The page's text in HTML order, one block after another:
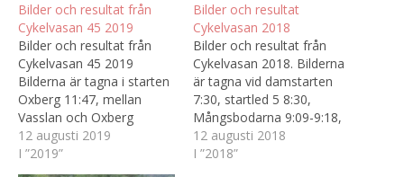
Bilder och resultat från
Cykelvasan 45 2019
Bilder och resultat från
Cykelvasan 45 2019
Bilderna är tagna i starten
Oxberg 11:47, mellan
Vasslan och Oxberg
Björnarvet 12:09 - 12:40,
strax efter
Hökbergskontrollen längs
12 augusti 2019
I ”2019”
Bilder och resultat
Cykelvasan 2018
Bilder och resultat från
Cykelvasan 2018. Bilderna
är tagna vid damstarten
7:30, startled 5 8:30,
Mångsbodarna 9:09-9:18,
Evertsberg 9:58-10:22,
Mora 11:12-14:48, och
12 augusti 2018
I ”2018”